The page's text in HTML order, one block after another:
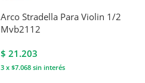
Arco Stradella Para Violin 1/2
Mvb2112
$ 21.203
3 x $7.068 sin interés